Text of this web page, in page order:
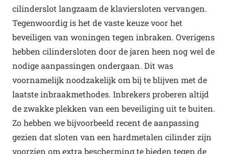
cilinderslot langzaam de klaviersloten vervangen.
Tegenwoordig is het de vaste keuze voor het
beveiligen van woningen tegen inbraken. Overigens
hebben cilindersloten door de jaren heen nog wel de
nodige aanpassingen ondergaan. Dit was
voornamelijk noodzakelijk om bij te blijven met de
laatste inbraakmethodes. Inbrekers proberen altijd
de zwakke plekken van een beveiliging uit te buiten.
Zo hebben we bijvoorbeeld recent de aanpassing
gezien dat sloten van een hardmetalen cilinder zijn
voorzien om extra bescherming te bieden tegen de